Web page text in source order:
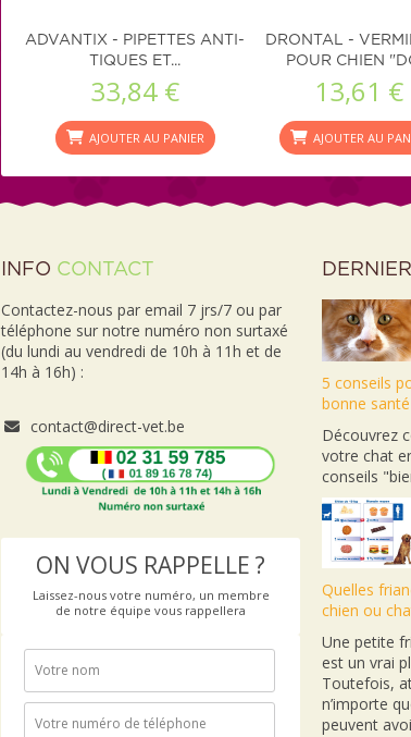
ADVANTIX - PIPETTES ANTI-
TIQUES ET...
33,84 €
AJOUTER AU PANIER
DRONTAL -
POUR CHIEN
FLAVOUR"
13,61 €
AJOUTER AU
INFO CONTACT
Contactez-nous par email 7 jrs/7 ou par
téléphone sur notre numéro non surtaxé
(du lundi au vendredi de 10h à 11h et de
14h à 16h) :
contact@direct-vet.be
ON VOUS RAPPELLE ?
Laissez-nous votre numéro, un membre
de notre équipe vous rappellera
5 conseils
bonne santé
Découvrez
votre chat
conseils
Quelles
chien ou
Une petite
est un vrai
Toutefois,
n’importe
peuvent